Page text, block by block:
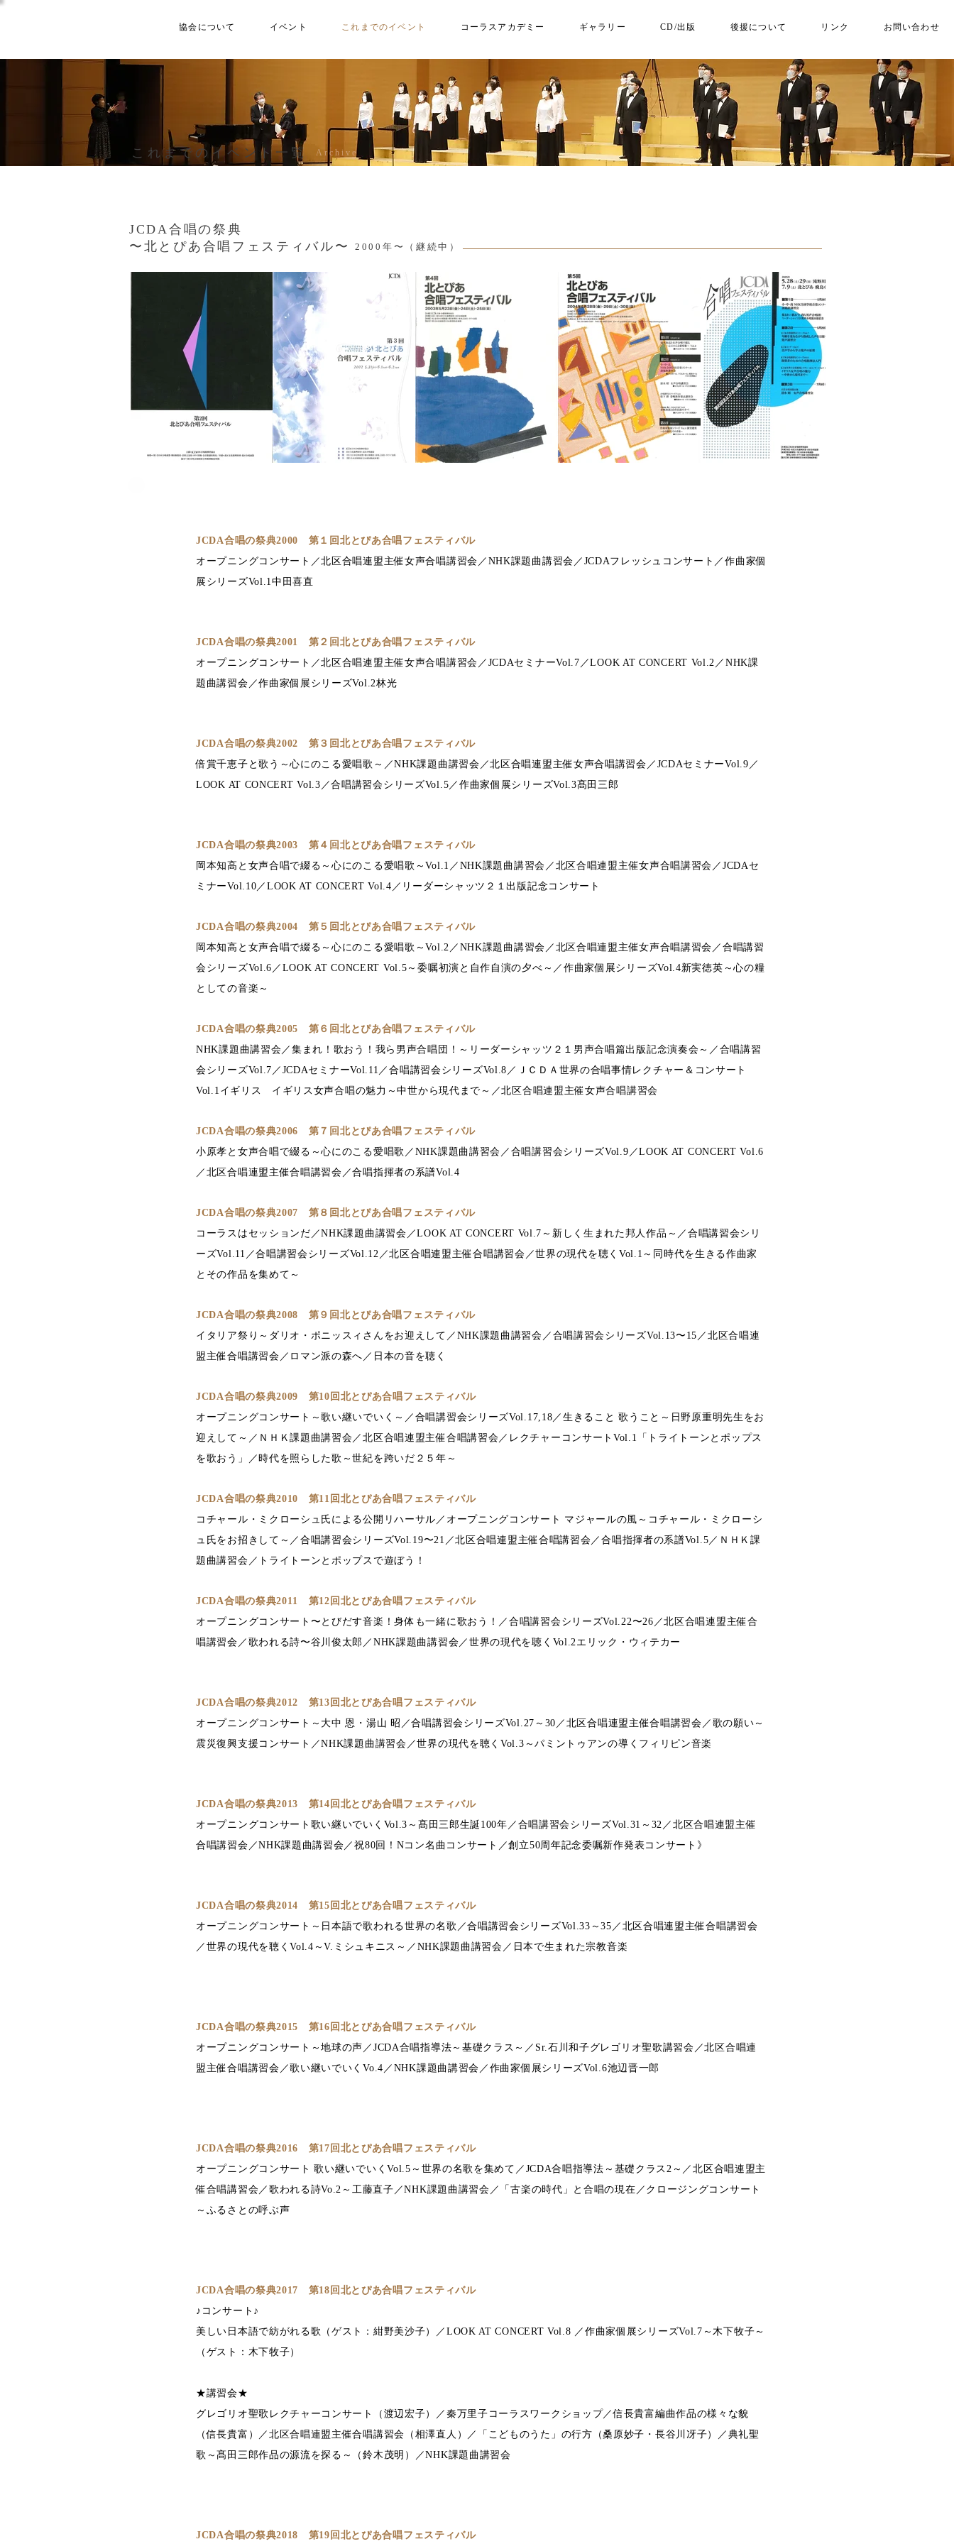
協会について イベント これまでのイベント コーラスアカデミー ギャラリー CD/出版 後援について リンク お問い合わせ
これまでのイベント一覧 Archive
2000年〜（継続中）
JCDA合唱の祭典
〜北とぴあ合唱フェスティバル〜
JCDA合唱の祭典2000 第１回北とぴあ合唱フェスティバル
オープニングコンサート／北区合唱連盟主催女声合唱講習会／NHK課題曲講習会／JCDAフレッシュコンサート／作曲家個
展シリーズVol.1中田喜直
JCDA合唱の祭典2001 第２回北とぴあ合唱フェスティバル
オープニングコンサート／北区合唱連盟主催女声合唱講習会／JCDAセミナーVol.7／LOOK AT CONCERT Vol.2／NHK課
題曲講習会／作曲家個展シリーズVol.2林光
JCDA合唱の祭典2002 第３回北とぴあ合唱フェスティバル
倍賞千恵子と歌う～心にのこる愛唱歌～／NHK課題曲講習会／北区合唱連盟主催女声合唱講習会／JCDAセミナーVol.9／
LOOK AT CONCERT Vol.3／合唱講習会シリーズVol.5／作曲家個展シリーズVol.3髙田三郎
JCDA合唱の祭典2003 第４回北とぴあ合唱フェスティバル
岡本知高と女声合唱で綴る～心にのこる愛唱歌～Vol.1／NHK課題曲講習会／北区合唱連盟主催女声合唱講習会／JCDAセ
ミナーVol.10／LOOK AT CONCERT Vol.4／リーダーシャッツ２１出版記念コンサート
JCDA合唱の祭典2004 第５回北とぴあ合唱フェスティバル
岡本知高と女声合唱で綴る～心にのこる愛唱歌～Vol.2／NHK課題曲講習会／北区合唱連盟主催女声合唱講習会／合唱講習
会シリーズVol.6／LOOK AT CONCERT Vol.5～委嘱初演と自作自演の夕べ～／作曲家個展シリーズVol.4新実徳英～心の糧
としての音楽～
JCDA合唱の祭典2005 第６回北とぴあ合唱フェスティバル
NHK課題曲講習会／集まれ！歌おう！我ら男声合唱団！～リーダーシャッツ２１男声合唱篇出版記念演奏会～／合唱講習
会シリーズVol.7／JCDAセミナーVol.11／合唱講習会シリーズVol.8／ＪＣＤＡ世界の合唱事情レクチャー＆コンサート
Vol.1イギリス イギリス女声合唱の魅力～中世から現代まで～／北区合唱連盟主催女声合唱講習会
JCDA合唱の祭典2006 第７回北とぴあ合唱フェスティバル
小原孝と女声合唱で綴る～心にのこる愛唱歌／NHK課題曲講習会／合唱講習会シリーズVol.9／LOOK AT CONCERT Vol.6
／北区合唱連盟主催合唱講習会／合唱指揮者の系譜Vol.4
JCDA合唱の祭典2007 第８回北とぴあ合唱フェスティバル
コーラスはセッションだ／NHK課題曲講習会／LOOK AT CONCERT Vol.7～新しく生まれた邦人作品～／合唱講習会シリ
ーズVol.11／合唱講習会シリーズVol.12／北区合唱連盟主催合唱講習会／世界の現代を聴くVol.1～同時代を生きる作曲家
とその作品を集めて～
JCDA合唱の祭典2008 第９回北とぴあ合唱フェスティバル
イタリア祭り～ダリオ・ポニッスィさんをお迎えして／NHK課題曲講習会／合唱講習会シリーズVol.13〜15／北区合唱連
盟主催合唱講習会／ロマン派の森へ／日本の音を聴く
JCDA合唱の祭典2009 第10回北とぴあ合唱フェスティバル
オープニングコンサート～歌い継いでいく～／合唱講習会シリーズVol.17,18／生きること 歌うこと～日野原重明先生をお
迎えして～／ＮＨＫ課題曲講習会／北区合唱連盟主催合唱講習会／レクチャーコンサートVol.1「トライトーンとポップス
を歌おう」／時代を照らした歌～世紀を跨いだ２５年～
JCDA合唱の祭典2010 第11回北とぴあ合唱フェスティバル
コチャール・ミクローシュ氏による公開リハーサル／オープニングコンサート マジャールの風～コチャール・ミクローシ
ュ氏をお招きして～／合唱講習会シリーズVol.19〜21／北区合唱連盟主催合唱講習会／合唱指揮者の系譜Vol.5／ＮＨＫ課
題曲講習会／トライトーンとポップスで遊ぼう！
JCDA合唱の祭典2011 第12回北とぴあ合唱フェスティバル
オープニングコンサート〜とびだす音楽！身体も一緒に歌おう！／合唱講習会シリーズVol.22〜26／北区合唱連盟主催合
唱講習会／歌われる詩〜谷川俊太郎／NHK課題曲講習会／世界の現代を聴くVol.2エリック・ウィテカー
JCDA合唱の祭典2012 第13回北とぴあ合唱フェスティバル
オープニングコンサート～大中 恩・湯山 昭／合唱講習会シリーズVol.27～30／北区合唱連盟主催合唱講習会／歌の願い～
震災復興支援コンサート／NHK課題曲講習会／世界の現代を聴くVol.3～パミントゥアンの導くフィリピン音楽
JCDA合唱の祭典2013 第14回北とぴあ合唱フェスティバル
オープニングコンサート歌い継いでいくVol.3～髙田三郎生誕100年／合唱講習会シリーズVol.31～32／北区合唱連盟主催
合唱講習会／NHK課題曲講習会／祝80回！Nコン名曲コンサート／創立50周年記念委嘱新作発表コンサート》
JCDA合唱の祭典2014 第15回北とぴあ合唱フェスティバル
オープニングコンサート～日本語で歌われる世界の名歌／合唱講習会シリーズVol.33～35／北区合唱連盟主催合唱講習会
／世界の現代を聴くVol.4～V.ミシュキニス～／NHK課題曲講習会／日本で生まれた宗教音楽
JCDA合唱の祭典2015 第16回北とぴあ合唱フェスティバル
オープニングコンサート～地球の声／JCDA合唱指導法～基礎クラス～／Sr.石川和子グレゴリオ聖歌講習会／北区合唱連
盟主催合唱講習会／歌い継いでいくVo.4／NHK課題曲講習会／作曲家個展シリーズVol.6池辺晋一郎
JCDA合唱の祭典2016 第17回北とぴあ合唱フェスティバル
オープニングコンサート 歌い継いでいくVol.5～世界の名歌を集めて／JCDA合唱指導法～基礎クラス2～／北区合唱連盟主
催合唱講習会／歌われる詩Vo.2～工藤直子／NHK課題曲講習会／「古楽の時代」と合唱の現在／クロージングコンサート
～ふるさとの呼ぶ声
JCDA合唱の祭典2017 第18回北とぴあ合唱フェスティバル
♪コンサート♪
美しい日本語で紡がれる歌（ゲスト：紺野美沙子）／LOOK AT CONCERT Vol.8 ／作曲家個展シリーズVol.7～木下牧子～
（ゲスト：木下牧子）
★講習会★
グレゴリオ聖歌レクチャーコンサート（渡辺宏子）／秦万里子コーラスワークショップ／信長貴富編曲作品の様々な貌
（信長貴富）／北区合唱連盟主催合唱講習会（相澤直人）／「こどものうた」の行方（桑原妙子・長谷川冴子）／典礼聖
歌～髙田三郎作品の源流を探る～（鈴木茂明）／NHK課題曲講習会
JCDA合唱の祭典2018 第19回北とぴあ合唱フェスティバル